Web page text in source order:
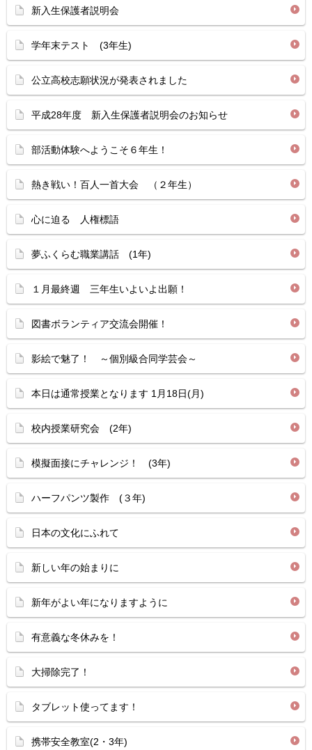
新入生保護者説明会
学年末テスト (3年生)
公立高校志願状況が発表されました
平成28年度 新入生保護者説明会のお知らせ
部活動体験へようこそ６年生！
熱き戦い！百人一首大会 （２年生）
心に迫る 人権標語
夢ふくらむ職業講話 (1年)
１月最終週 三年生いよいよ出願！
図書ボランティア交流会開催！
影絵で魅了！ ～個別級合同学芸会～
本日は通常授業となります 1月18日(月)
校内授業研究会 (2年)
模擬面接にチャレンジ！ (3年)
ハーフパンツ製作 (３年)
日本の文化にふれて
新しい年の始まりに
新年がよい年になりますように
有意義な冬休みを！
大掃除完了！
タブレット使ってます！
携帯安全教室(2・3年)